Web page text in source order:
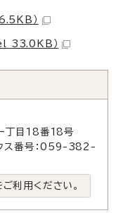
）
33.0KB）
目18番18号
番号：059-382-
利用ください。